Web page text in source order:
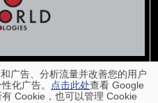
广告、分析流量并改善您的用户
化广告。
点击此处查看 Google
Cookie，也可以管理 Cookie